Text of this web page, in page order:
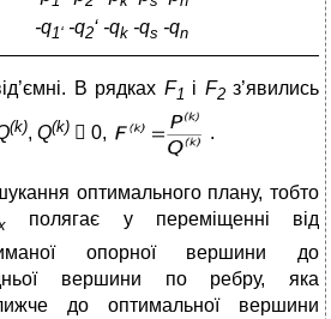
-q1‘ -q2‘ -qk-qs -qn
В рядках F1 і F2з’явились
(k), Q(k)  0, .
оптимального плану, тобто
полягає у переміщенні від
опорної вершини до
вершини по ребру, яка
до оптимальної вершини